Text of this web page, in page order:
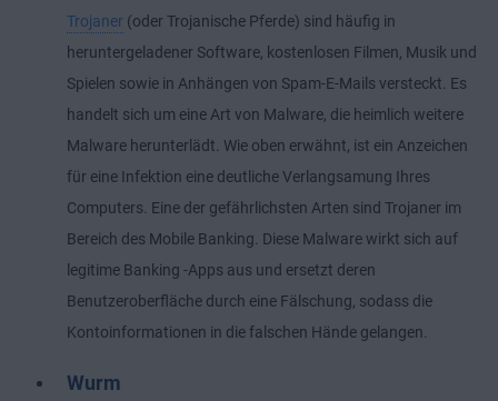
Trojaner (oder Trojanische Pferde) sind häufig in
heruntergeladener Software, kostenlosen Filmen, Musik und
Spielen sowie in Anhängen von Spam-E-Mails versteckt. Es
handelt sich um eine Art von Malware, die heimlich weitere
Malware herunterlädt. Wie oben erwähnt, ist ein Anzeichen
für eine Infektion eine deutliche Verlangsamung Ihres
Computers. Eine der gefährlichsten Arten sind Trojaner im
Bereich des Mobile Banking. Diese Malware wirkt sich auf
legitime Banking -Apps aus und ersetzt deren
Benutzeroberfläche durch eine Fälschung, sodass die
Kontoinformationen in die falschen Hände gelangen.
Wurm